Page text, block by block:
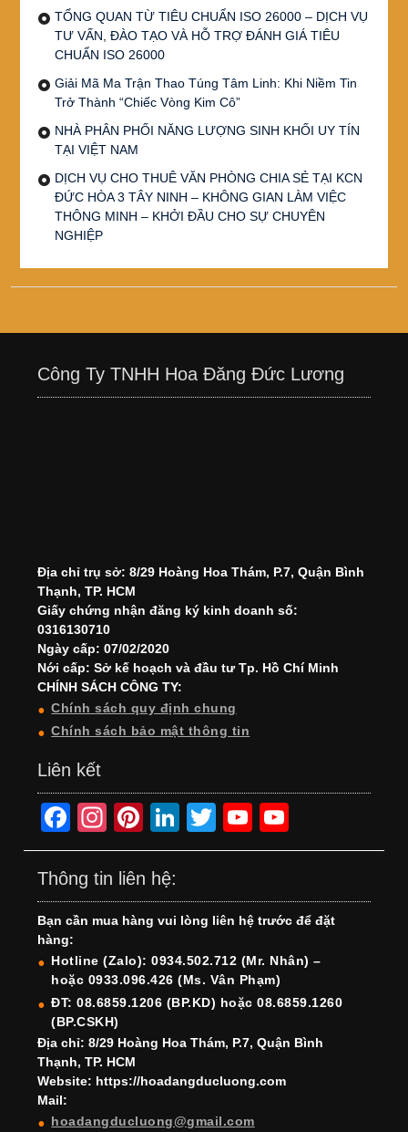
TỔNG QUAN TỪ TIÊU CHUẨN ISO 26000 – DỊCH VỤ
TƯ VẤN, ĐÀO TẠO VÀ HỖ TRỢ ĐÁNH GIÁ TIÊU
CHUẨN ISO 26000
Giải Mã Ma Trận Thao Túng Tâm Linh: Khi Niềm Tin
Trở Thành “Chiếc Vòng Kim Cô”
NHÀ PHÂN PHỐI NĂNG LƯỢNG SINH KHỐI UY TÍN
TẠI VIỆT NAM
DỊCH VỤ CHO THUÊ VĂN PHÒNG CHIA SẺ TẠI KCN
ĐỨC HÒA 3 TÂY NINH – KHÔNG GIAN LÀM VIỆC
THÔNG MINH – KHỞI ĐẦU CHO SỰ CHUYÊN
NGHIỆP
Công Ty TNHH Hoa Đăng Đức Lương
Địa chỉ trụ sở: 8/29 Hoàng Hoa Thám, P.7, Quận Bình
Thạnh, TP. HCM
Giấy chứng nhận đăng ký kinh doanh số:
0316130710
Ngày cấp: 07/02/2020
Nới cấp: Sở kế hoạch và đầu tư Tp. Hồ Chí Minh
CHÍNH SÁCH CÔNG TY:
Chính sách quy định chung
Chính sách bảo mật thông tin
Liên kết
F
a
c
e
b
o
o
k
In
st
a
gr
a
m
Pi
nt
er
e
st
Li
n
e
dI
n
T
wi
er
Y
o
T
u
b
e
o
T
u
b
e
h
Thông tin liên hệ:
Bạn cần mua hàng vui lòng liên hệ trước để đặt
hàng:
Hotline (Zalo): 0934.502.712 (Mr. Nhân) –
hoặc 0933.096.426 (Ms. Vân Phạm)
ĐT: 08.6859.1206 (BP.KD) hoặc 08.6859.1260
(BP.CSKH)
Địa chỉ: 8/29 Hoàng Hoa Thám, P.7, Quận Bình
Thạnh, TP. HCM
Website: https://hoadangducluong.com
Mail:
hoadangducluong@gmail.com